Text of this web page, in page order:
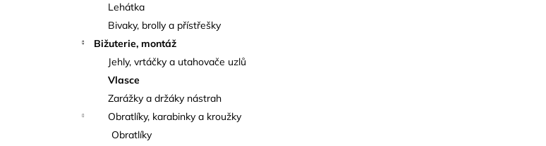
Lehátka
Bivaky, brolly a přístřešky
Bižuterie, montáž
Jehly, vrtáčky a utahovače uzlů
Vlasce
Zarážky a držáky nástrah
Obratlíky, karabinky a kroužky
Obratlíky